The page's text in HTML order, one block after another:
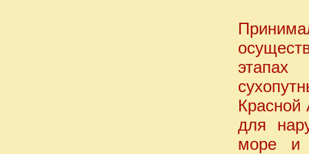
этапах
для
море и